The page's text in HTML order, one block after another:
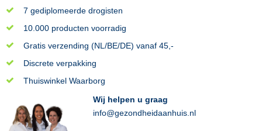
7 gediplomeerde drogisten
10.000 producten voorradig
Gratis verzending (NL/BE/DE) vanaf 45,-
Discrete verpakking
Thuiswinkel Waarborg
Wij helpen u graag
info@gezondheidaanhuis.nl